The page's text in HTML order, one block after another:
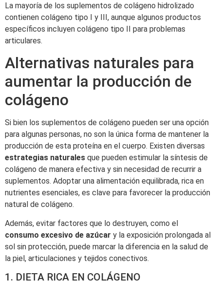
La mayoría de los suplementos de colágeno hidrolizado
contienen colágeno tipo I y III, aunque algunos productos
específicos incluyen colágeno tipo II para problemas
articulares.
Alternativas naturales para
aumentar la producción de
colágeno
Si bien los suplementos de colágeno pueden ser una opción
para algunas personas, no son la única forma de mantener la
producción de esta proteína en el cuerpo. Existen diversas
estrategias naturales que pueden estimular la síntesis de
colágeno de manera efectiva y sin necesidad de recurrir a
suplementos. Adoptar una alimentación equilibrada, rica en
nutrientes esenciales, es clave para favorecer la producción
natural de colágeno.
Además, evitar factores que lo destruyen, como el
consumo excesivo de azúcar y la exposición prolongada al
sol sin protección, puede marcar la diferencia en la salud de
la piel, articulaciones y tejidos conectivos.
1. DIETA RICA EN COLÁGENO